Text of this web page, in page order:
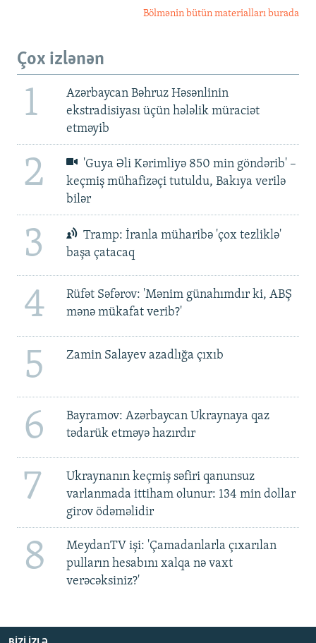
Bölmənin bütün materialları burada
Çox izlənən
1
Azərbaycan Bəhruz Həsənlinin
ekstradisiyası üçün hələlik müraciət
etməyib
2
'Guya Əli Kərimliyə 850 min göndərib' –
keçmiş mühafizəçi tutuldu, Bakıya verilə
bilər
3
Tramp: İranla müharibə 'çox tezliklə'
başa çatacaq
4
Rüfət Səfərov: 'Mənim günahımdır ki, ABŞ
mənə mükafat verib?'
5 Zamin Salayev azadlığa çıxıb
6
Bayramov: Azərbaycan Ukraynaya qaz
tədarük etməyə hazırdır
7
Ukraynanın keçmiş səfiri qanunsuz
varlanmada ittiham olunur: 134 min dollar
girov ödəməlidir
8
MeydanTV işi: 'Çamadanlarla çıxarılan
pulların hesabını xalqa nə vaxt
verəcəksiniz?'